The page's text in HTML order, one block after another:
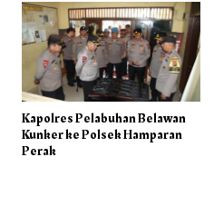
Kapolres Pelabuhan Belawan
Kunker ke Polsek Hamparan
Perak